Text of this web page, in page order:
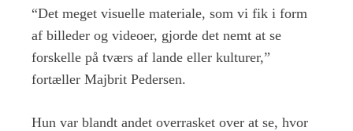
“Det meget visuelle materiale, som vi fik i form
af billeder og videoer, gjorde det nemt at se
forskelle på tværs af lande eller kulturer,”
fortæller Majbrit Pedersen.
Hun var blandt andet overrasket over at se, hvor